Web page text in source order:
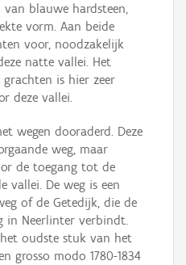
blauwe hardsteen,
vorm. Aan beide
voor, noodzakelijk
natte vallei. Het
is hier zeer
deze vallei.
wegen dooraderd. Deze
weg, maar
de toegang tot de
vallei. De weg is een
of de Getedijk, die de
in Neerlinter verbindt.
oudste stuk van het
grosso modo 1780-1834